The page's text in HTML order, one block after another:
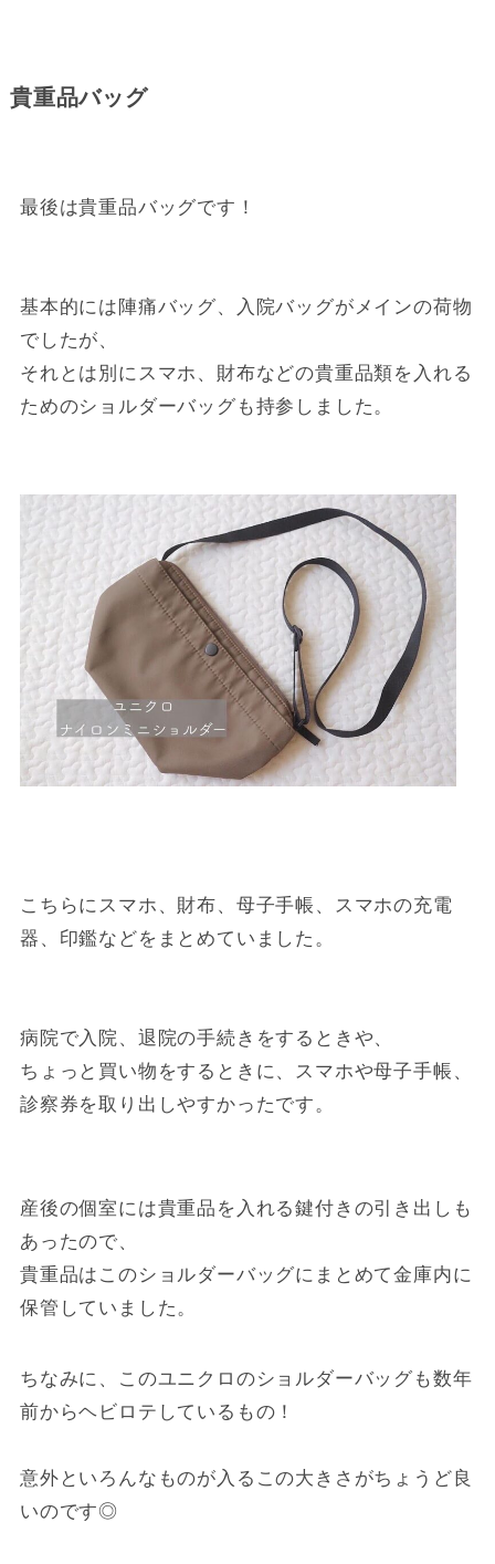
貴重品バッグ
最後は貴重品バッグです！
基本的には陣痛バッグ、入院バッグがメインの荷物
でしたが、
それとは別にスマホ、財布などの貴重品類を入れる
ためのショルダーバッグも持参しました。
こちらにスマホ、財布、母子手帳、スマホの充電
器、印鑑などをまとめていました。
病院で入院、退院の手続きをするときや、
ちょっと買い物をするときに、スマホや母子手帳、
診察券を取り出しやすかったです。
産後の個室には貴重品を入れる鍵付きの引き出しも
あったので、
貴重品はこのショルダーバッグにまとめて金庫内に
保管していました。
ちなみに、このユニクロのショルダーバッグも数年
前からヘビロテしているもの！
意外といろんなものが入るこの大きさがちょうど良
いのです◎